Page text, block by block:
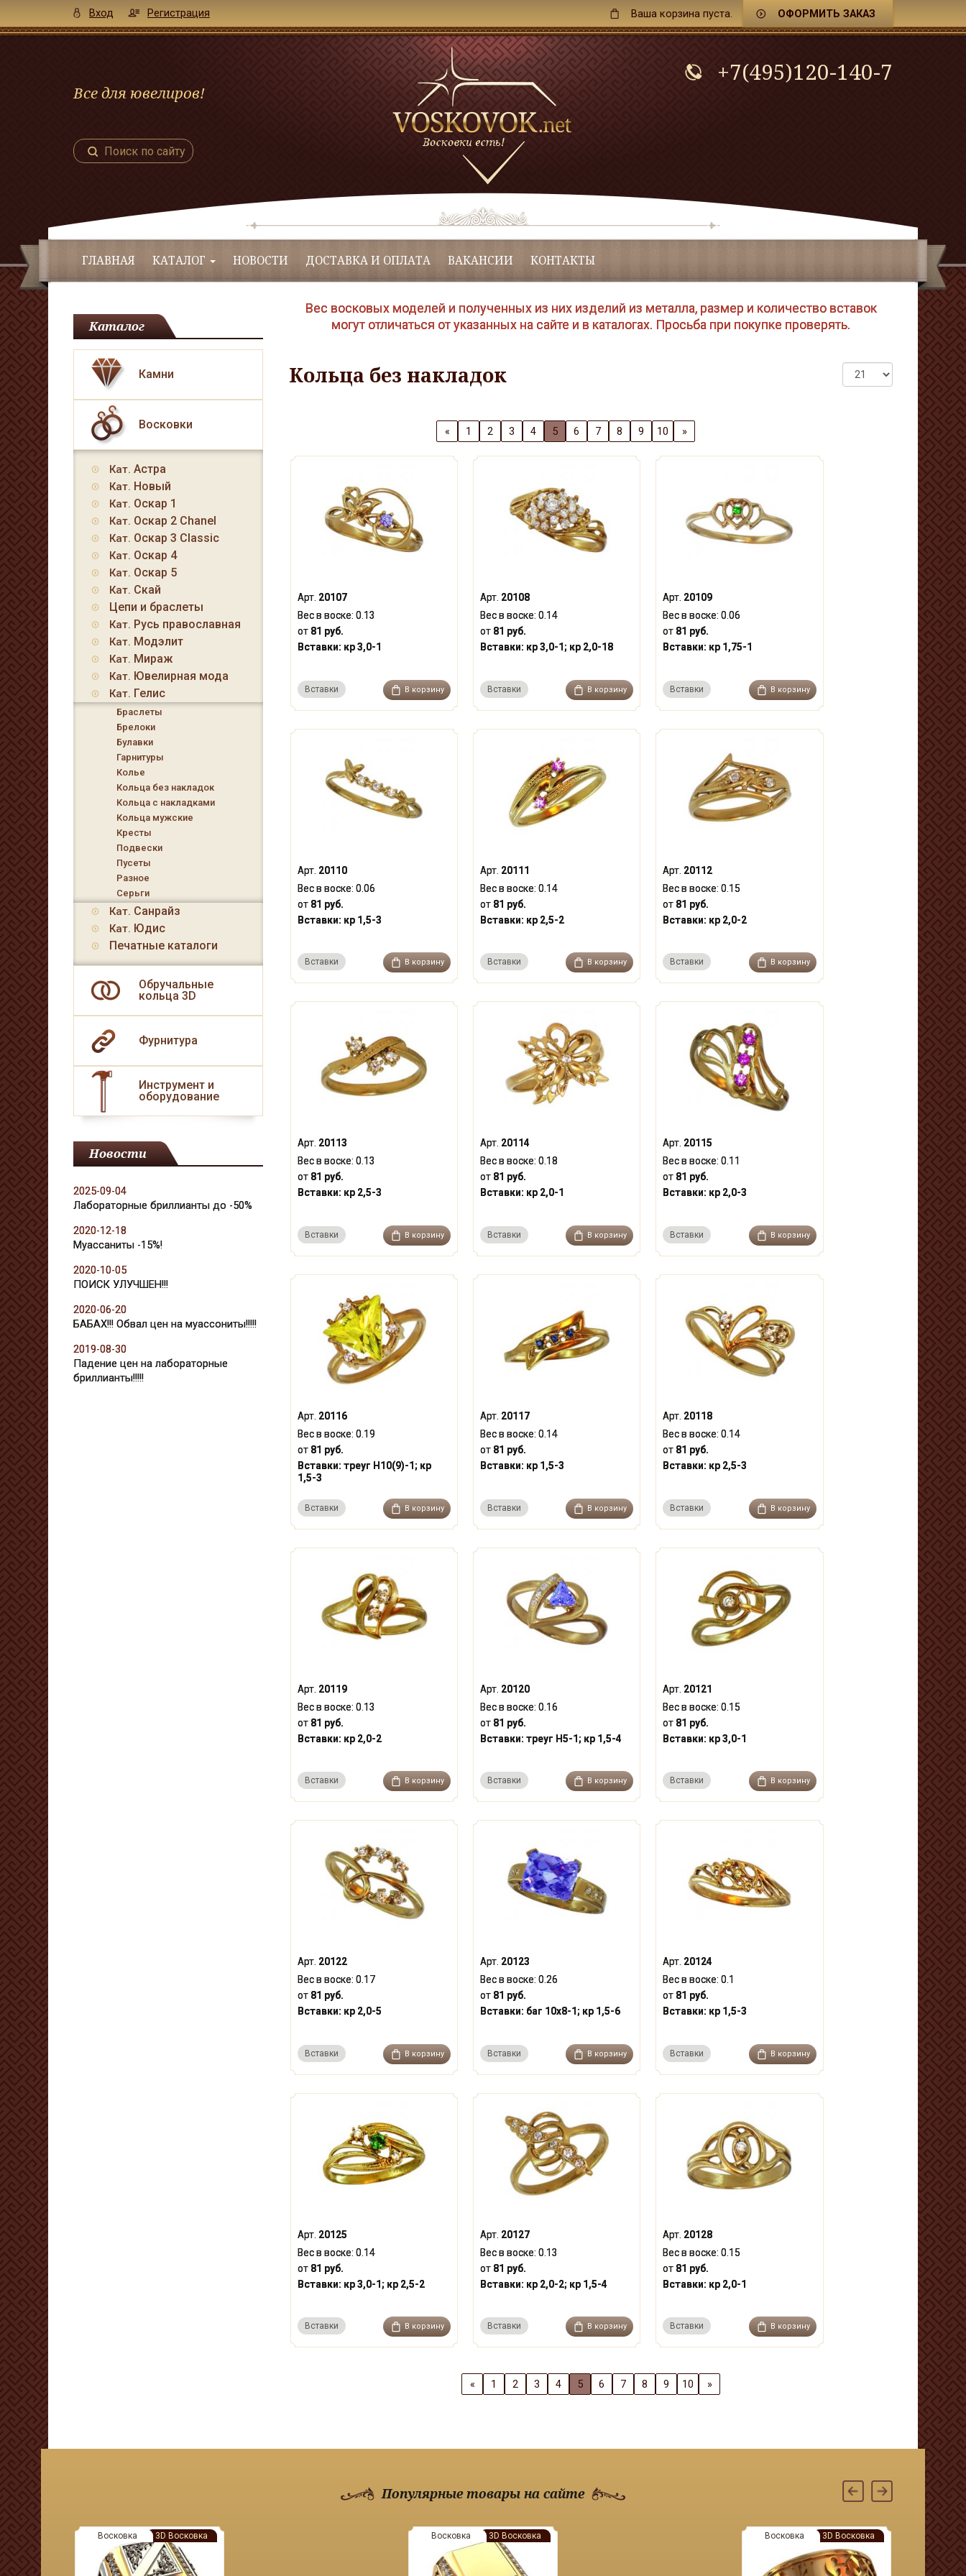
Вход Регистрация Ваша корзина пуста. ОФОРМИТЬ ЗАКАЗ
Все для ювелиров!
Поиск по сайту
+7(495)120-140-7
ГЛАВНАЯ КАТАЛОГ НОВОСТИ ДОСТАВКА И ОПЛАТА ВАКАНСИИ КОНТАКТЫ
Вес восковых моделей и полученных из них изделий из металла, размер и количество вставок
могут отличаться от указанных на сайте и в каталогах. Просьба при покупке проверять.
Кольца без накладок
« 1 2 3 4 5 6 7 8 9 10 »
Арт. 20107
Вес в воске: 0.13
от 81 руб.
Вставки: кр 3,0-1
Вставки В корзину
Арт. 20108
Вес в воске:0.14
от 81 руб.
Вставки: кр 3,0-1; кр 2,0-18
Вставки В корзину
Арт. 20109
Вес в воске:0.06
от 81 руб.
Вставки: кр 1,75-1
Вставки В корзину
Арт. 20110
Вес в воске: 0.06
от 81 руб.
Вставки: кр 1,5-3
Вставки В корзину
Арт. 20111
Вес в воске:0.14
от 81 руб.
Вставки: кр 2,5-2
Вставки В корзину
Арт. 20112
Вес в воске:0.15
от 81 руб.
Вставки: кр 2,0-2
Вставки В корзину
Арт. 20113
Вес в воске: 0.13
от 81 руб.
Вставки: кр 2,5-3
Вставки В корзину
Арт. 20114
Вес в воске:0.18
от 81 руб.
Вставки: кр 2,0-1
Вставки В корзину
Арт. 20115
Вес в воске:0.11
от 81 руб.
Вставки: кр 2,0-3
Вставки В корзину
Арт. 20116
Вес в воске: 0.19
от 81 руб.
Вставки: треуг Н10(9)-1; кр
1,5-3
Вставки В корзину
Арт. 20117
Вес в воске:0.14
от 81 руб.
Вставки: кр 1,5-3
Вставки В корзину
Арт. 20118
Вес в воске:0.14
от 81 руб.
Вставки: кр 2,5-3
Вставки В корзину
Арт. 20119
Вес в воске: 0.13
от 81 руб.
Вставки: кр 2,0-2
Вставки В корзину
Арт. 20120
Вес в воске:0.16
от 81 руб.
Вставки:треуг Н5-1; кр 1,5-4
Вставки В корзину
Арт. 20121
Вес в воске:0.15
от 81 руб.
Вставки: кр 3,0-1
Вставки В корзину
Арт. 20122
Вес в воске: 0.17
от 81 руб.
Вставки: кр 2,0-5
Вставки В корзину
Арт. 20123
Вес в воске:0.26
от 81 руб.
Вставки: баг 10x8-1; кр 1,5-6
Вставки В корзину
Арт. 20124
Вес в воске:0.1
от 81 руб.
Вставки: кр 1,5-3
Вставки В корзину
Арт. 20125
Вес в воске: 0.14
от 81 руб.
Вставки: кр 3,0-1; кр 2,5-2
Вставки В корзину
Арт. 20127
Вес в воске:0.13
от 81 руб.
Вставки: кр 2,0-2; кр 1,5-4
Вставки В корзину
Арт. 20128
Вес в воске:0.15
от 81 руб.
Вставки: кр 2,0-1
Вставки В корзину
« 1 2 3 4 5 6 7 8 9 10 »
Каталог
Камни
Восковки
Кат. Астра
Кат. Новый
Кат. Оскар 1
Кат. Оскар 2 Chanel
Кат. Оскар 3 Classic
Кат. Оскар 4
Кат. Оскар 5
Кат. Скай
Цепи и браслеты
Кат. Русь православная
Кат. Модэлит
Кат. Мираж
Кат. Ювелирная мода
Кат. Гелис
Браслеты
Брелоки
Булавки
Гарнитуры
Колье
Кольца без накладок
Кольца с накладками
Кольца мужские
Кресты
Подвески
Пусеты
Разное
Серьги
Кат. Санрайз
Кат. Юдис
Печатные каталоги
Обручальные
кольца 3D
Фурнитура
Инструмент и
оборудование
Новости
2025-09-04
Лабораторные бриллианты до -50%
2020-12-18
Муассаниты -15%!
2020-10-05
ПОИСК УЛУЧШЕН!!!
2020-06-20
БАБАХ!!! Обвал цен на муассониты!!!!!
2019-08-30
Падение цен на лабораторные
бриллианты!!!!!
Популярные товары на сайте
Восковка 3D Восковка Восковка 3D Восковка Восковка 3D Восковка